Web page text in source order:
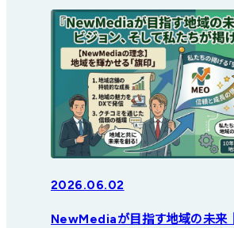
2026.06.02
NewMediaが目指す地域の未来